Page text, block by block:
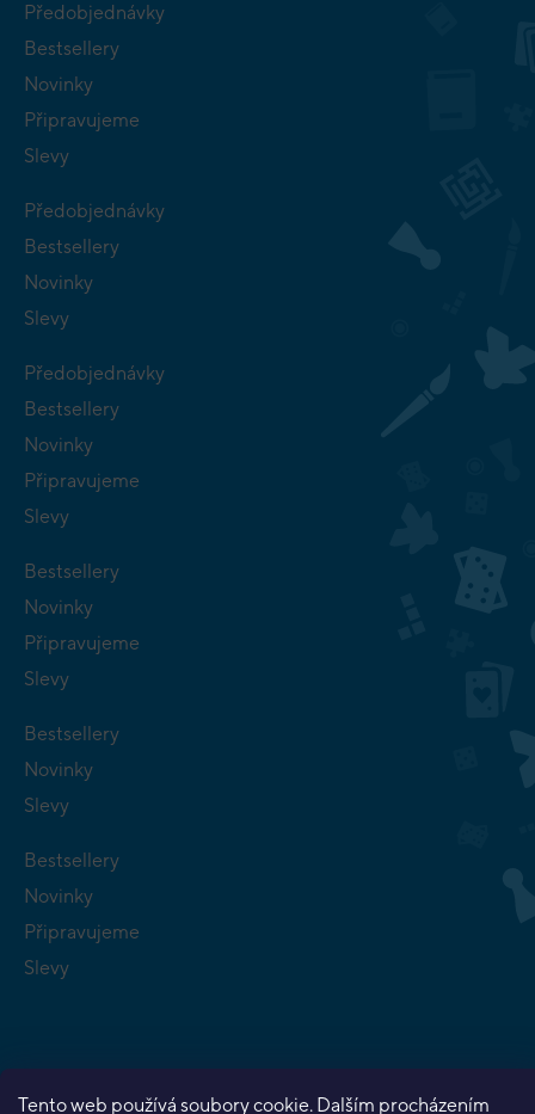
Tento web používá soubory cookie. Dalším procházením
Předobjednávky
Bestsellery
Novinky
Připravujeme
Slevy
Předobjednávky
Bestsellery
Novinky
Slevy
Předobjednávky
Bestsellery
Novinky
Připravujeme
Slevy
Bestsellery
Novinky
Připravujeme
Slevy
Bestsellery
Novinky
Slevy
Bestsellery
Novinky
Připravujeme
Slevy